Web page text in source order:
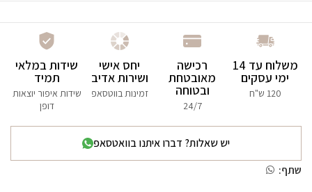
משלוח עד 14
ימי עסקים
120 ש"ח
רכישה
מאובטחת
ובטוחה
24/7
יחס אישי
ושירות אדיב
זמינות בווטסאפ
שידות במלאי
תמיד
שידות איפור יוצאות
דופן
יש שאלות? דברו איתנו בוואטסאפ
שתף: